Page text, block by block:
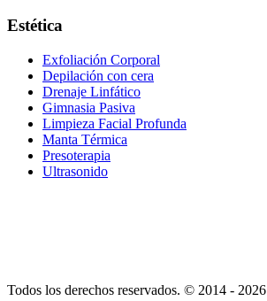
Estética
Exfoliación Corporal
Depilación con cera
Drenaje Linfático
Gimnasia Pasiva
Limpieza Facial Profunda
Manta Térmica
Presoterapia
Ultrasonido
Todos los derechos reservados. © 2014 - 2026